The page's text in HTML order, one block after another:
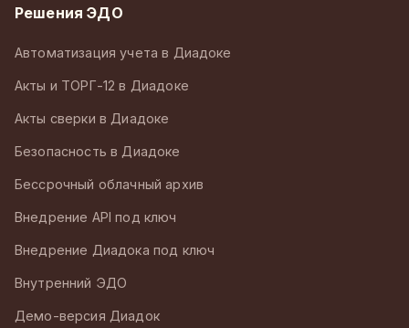
Решения ЭДО
Автоматизация учета в Диадоке
Акты и ТОРГ-12 в Диадоке
Акты сверки в Диадоке
Безопасность в Диадоке
Бессрочный облачный архив
Внедрение API под ключ
Внедрение Диадока под ключ
Внутренний ЭДО
Демо-версия Диадок